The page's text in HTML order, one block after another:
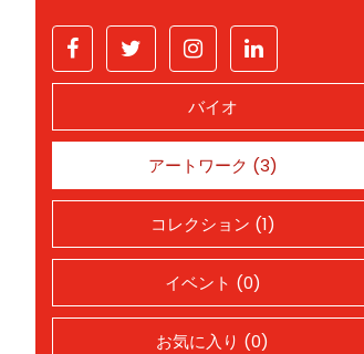
バイオ
アートワーク (3)
コレクション (1)
イベント (0)
お気に入り (0)